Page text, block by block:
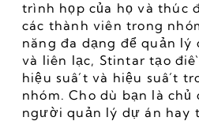
trình họp của họ và thúc
các thành viên trong
năng đa dạng để quản lý
và liên lạc, Stintar tạo
hiệu suất và hiệu suất
nhóm. Cho dù bạn là chủ
người quản lý dự án hay